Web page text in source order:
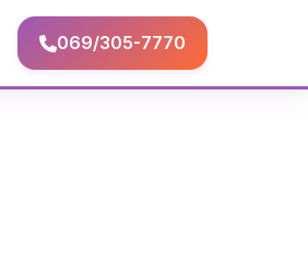
069/305-7770